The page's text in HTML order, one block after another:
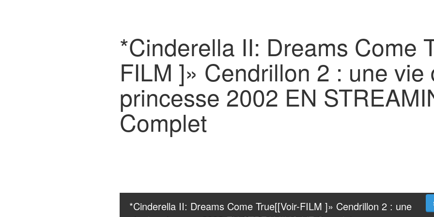
*Cinderella II: Dreams Come
FILM ]» Cendrillon 2 : une vie
princesse 2002 EN
Complet
*Cinderella II: Dreams Come True[[Voir-FILM ]» Cendrillon 2 : une